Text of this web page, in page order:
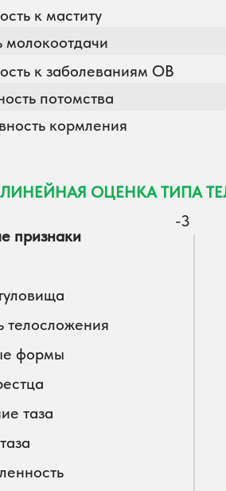
ЛИНЕЙНАЯ ОЦЕНКА ТИПА
признаки
телосложения
формы
таза
-3
потомства
кормления
к заболеваниям ОВ
молокоотдачи
к маститу